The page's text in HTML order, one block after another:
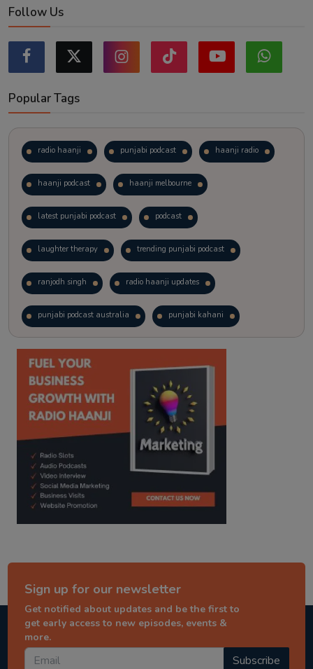
Follow Us
Popular Tags
radio haanji punjabi podcast haanji radio
haanji podcast haanji melbourne
latest punjabi podcast podcast
laughter therapy trending punjabi podcast
ranjodh singh radio haanji updates
punjabi podcast australia punjabi kahani
kitaab kahani punjabi story
Sign up for our newsletter
Get notified about updates and be the first to
get early access to new episodes, events &
more.
Subscribe